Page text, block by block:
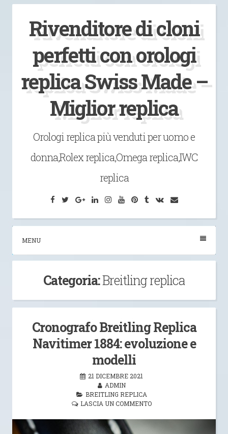
contenuto
Rivenditore di cloni
perfetti con orologi
replica Swiss Made –
Miglior replica
Orologi replica più venduti per uomo e
donna,Rolex replica,Omega replica,IWC
replica
Facebook
TwitterGoogleLinkedInInstagram
YouTubePinterest
Tumblr
VK Email
MENU
Categoria:Breitling replica
Cronografo Breitling Replica
Navitimer 1884: evoluzione e
modelli
21 DICEMBRE 2021
ADMIN
BREITLING REPLICA
LASCIA UN COMMENTO